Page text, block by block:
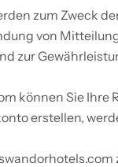
zum Zweck
von
zur
können Sie Ihre
erstellen,